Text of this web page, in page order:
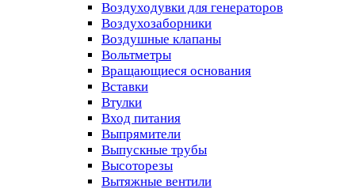
Воздуходувки для генераторов
Воздухозаборники
Воздушные клапаны
Вольтметры
Вращающиеся основания
Вставки
Втулки
Вход питания
Выпрямители
Выпускные трубы
Высоторезы
Вытяжные вентили